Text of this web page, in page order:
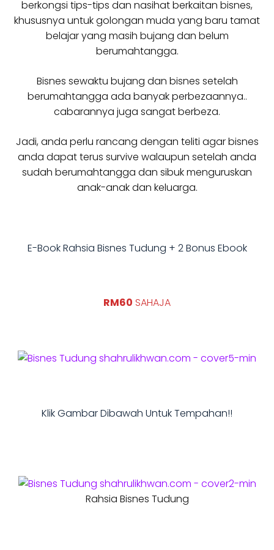
berkongsi tips-tips dan nasihat berkaitan bisnes,
khususnya untuk golongan muda yang baru tamat
belajar yang masih bujang dan belum
berumahtangga.
Bisnes sewaktu bujang dan bisnes setelah
berumahtangga ada banyak perbezaannya..
cabarannya juga sangat berbeza.
Jadi, anda perlu rancang dengan teliti agar bisnes
anda dapat terus survive walaupun setelah anda
sudah berumahtangga dan sibuk menguruskan
anak-anak dan keluarga.
E-Book Rahsia Bisnes Tudung + 2 Bonus Ebook
RM60 SAHAJA
Klik Gambar Dibawah Untuk Tempahan!!
Rahsia Bisnes Tudung